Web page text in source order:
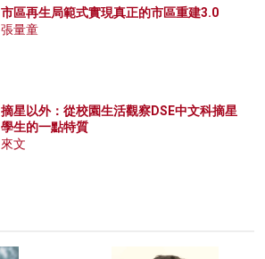
市區再生局範式實現真正的市區重建3.0
張量童
摘星以外：從校園生活觀察DSE中文科摘星
學生的一點特質
來文